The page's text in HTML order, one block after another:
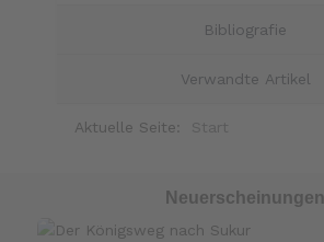
Bibliografie
Verwandte Artikel
Aktuelle Seite:
Neuerscheinungen